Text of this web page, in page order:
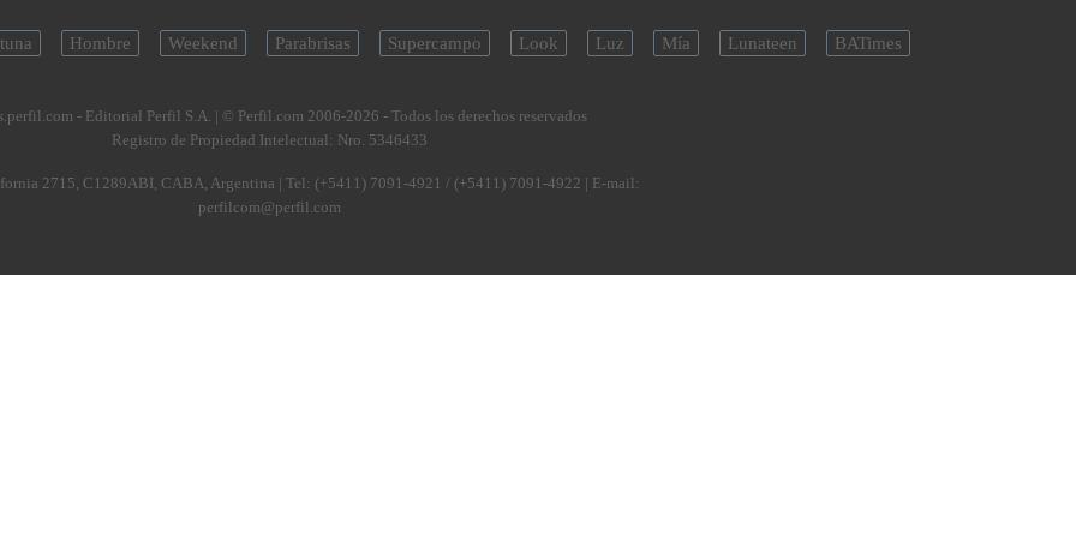
Hombre Weekend Parabrisas Supercampo Look Luz Mía Lunateen BATimes
- Editorial Perfil S.A. | © Perfil.com 2006-2026 - Todos los derechos reservados
Registro de Propiedad Intelectual: Nro. 5346433
2715, C1289ABI, CABA, Argentina | Tel: (+5411) 7091-4921 / (+5411) 7091-4922 | E-mail:
perfilcom@perfil.com